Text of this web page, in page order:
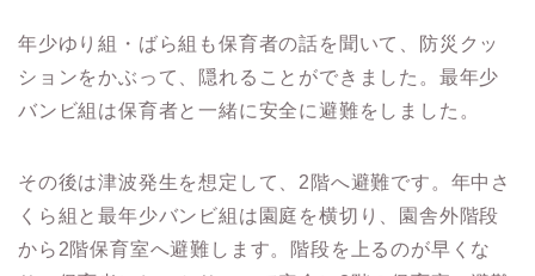
年少ゆり組・ばら組も保育者の話を聞いて、防災クッ
ションをかぶって、隠れることができました。最年少
バンビ組は保育者と一緒に安全に避難をしました。
その後は津波発生を想定して、2階へ避難です。年中さ
くら組と最年少バンビ組は園庭を横切り、園舎外階段
から2階保育室へ避難します。階段を上るのが早くな